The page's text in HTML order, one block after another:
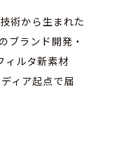
術から生まれた
ブランド開発・
ルタ新素材
ィア起点で届